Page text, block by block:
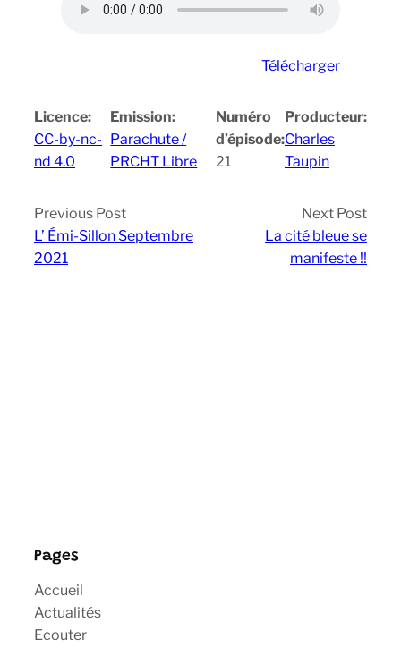
Télécharger
Licence:
CC-by-nc-
nd 4.0
Emission:
Parachute /
PRCHT Libre
Numéro
d’épisode:
21
Producteur:
Charles
Taupin
Previous Post
L’ Émi-Sillon Septembre
2021
Next Post
La cité bleue se
manifeste !!
Pages
Accueil
Actualités
Ecouter